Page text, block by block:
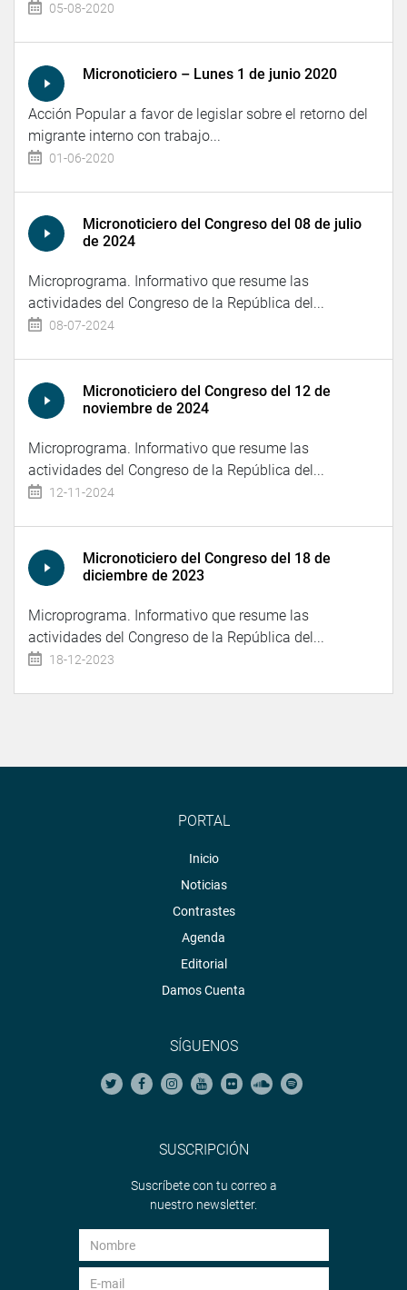
05-08-2020
Micronoticiero – Lunes 1 de junio 2020
Acción Popular a favor de legislar sobre el retorno del
migrante interno con trabajo...
01-06-2020
Micronoticiero del Congreso del 08 de julio
de 2024
Microprograma. Informativo que resume las
actividades del Congreso de la República del...
08-07-2024
Micronoticiero del Congreso del 12 de
noviembre de 2024
Microprograma. Informativo que resume las
actividades del Congreso de la República del...
12-11-2024
Micronoticiero del Congreso del 18 de
diciembre de 2023
Microprograma. Informativo que resume las
actividades del Congreso de la República del...
18-12-2023
PORTAL
Inicio
Noticias
Contrastes
Agenda
Editorial
Damos Cuenta
SÍGUENOS
SUSCRIPCIÓN
Suscríbete con tu correo a
nuestro newsletter.